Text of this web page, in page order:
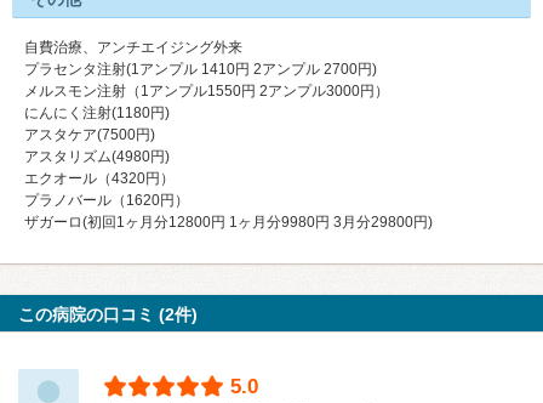
自費治療、アンチエイジング外来
プラセンタ注射(1アンプル 1410円 2アンプル 2700円)
メルスモン注射（1アンプル1550円 2アンプル3000円）
にんにく注射(1180円)
アスタケア(7500円)
アスタリズム(4980円)
エクオール（4320円）
プラノバール（1620円）
ザガーロ(初回1ヶ月分12800円 1ヶ月分9980円 3月分29800円)
この病院の口コミ (2件)
5.0